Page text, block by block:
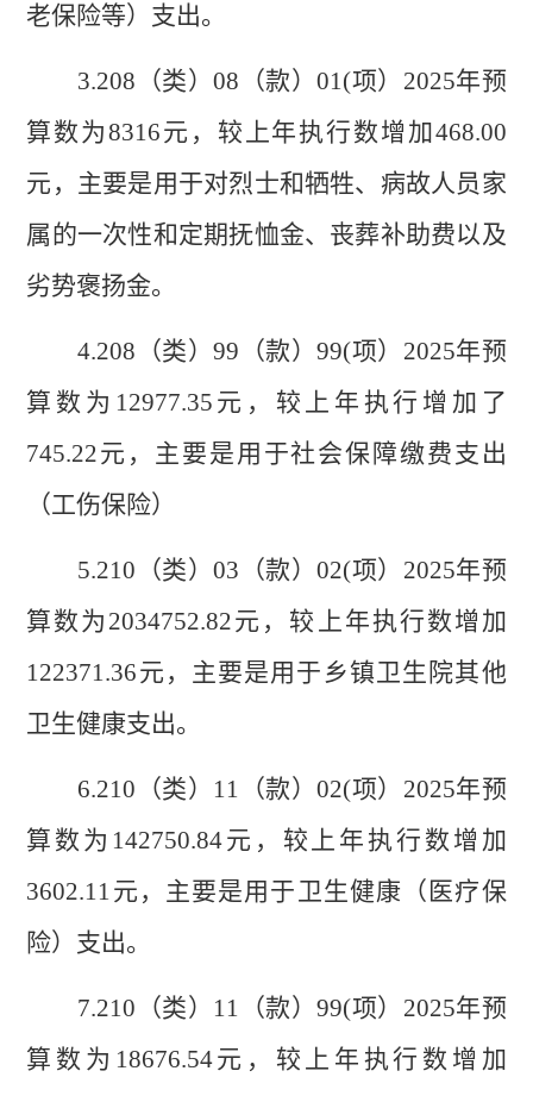
老保险等）支出。
3.208（类）08（款）01(项）2025年预
算数为8316元，较上年执行数增加468.00
元，主要是用于对烈士和牺牲、病故人员家
属的一次性和定期抚恤金、丧葬补助费以及
劣势褒扬金。
4.208（类）99（款）99(项）2025年预
算数为12977.35元，较上年执行增加了
745.22元，主要是用于社会保障缴费支出
（工伤保险）
5.210（类）03（款）02(项）2025年预
算数为2034752.82元，较上年执行数增加
122371.36元，主要是用于乡镇卫生院其他
卫生健康支出。
6.210（类）11（款）02(项）2025年预
算数为142750.84元，较上年执行数增加
3602.11元，主要是用于卫生健康（医疗保
险）支出。
7.210（类）11（款）99(项）2025年预
算数为18676.54元，较上年执行数增加